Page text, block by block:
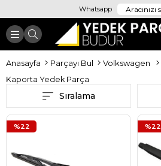
Whatsapp
Anasayfa Parçayı Bul Volkswagen
Kaporta Yedek Parça
Sıralama
%22 %22